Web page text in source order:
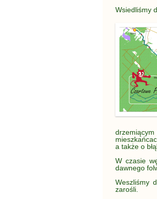
Wsiedliśmy
a także o
W czasie
dawnego
Weszliśmy
zarośli.